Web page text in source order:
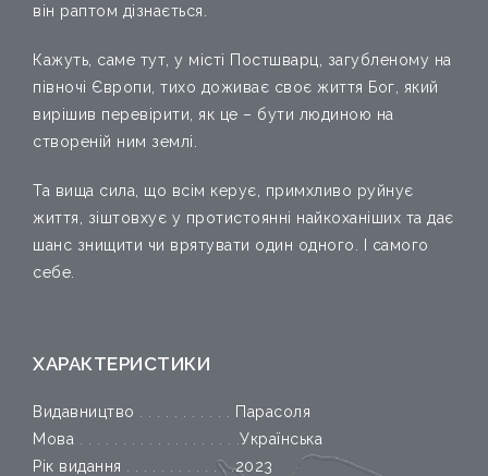
він раптом дізнається.
Кажуть, саме тут, у місті Постшварц, загубленому на
півночі Європи, тихо доживає своє життя Бог, який
вирішив перевірити, як це – бути людиною на
створеній ним землі.
Та вища сила, що всім керує, примхливо руйнує
життя, зіштовхує у протистоянні найкоханіших та дає
шанс знищити чи врятувати один одного.
І самого
себе.
ХАРАКТЕРИСТИКИ
Видавництво
Парасоля
Мова
Українська
Рік видання
. . . . . . . . . . . . .2023